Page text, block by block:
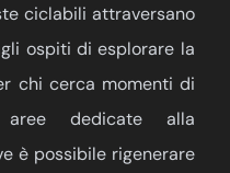
ciclabili attraversano
ospiti di esplorare la
chi cerca momenti di
dedicate alla
è possibile rigenerare